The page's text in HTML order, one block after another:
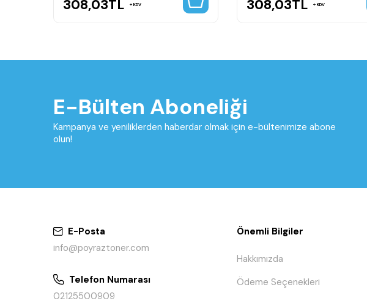
308,03TL KDV 308,03TL KDV
E-Bülten Aboneliği
Kampanya ve yeniliklerden haberdar olmak için e-bültenimize abone
olun!
E-Posta
info@poyraztoner.com
Telefon Numarası
02125500909
Önemli Bilgiler
Hakkımızda
Ödeme Seçenekleri